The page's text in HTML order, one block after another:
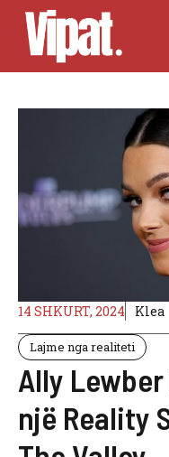
Skip
content
14 SHKURT, 2024 Klea
Lajme nga realiteti
Ally
një Reality